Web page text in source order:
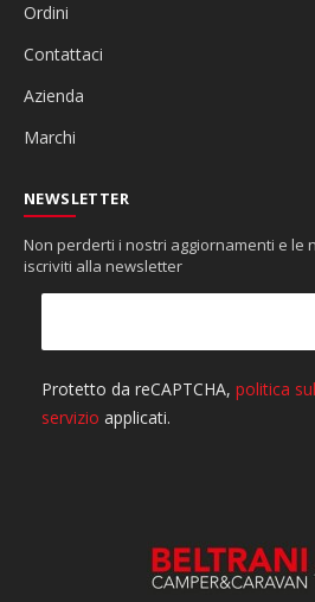
Ordini
Contattaci
Azienda
Marchi
NEWSLETTER
Non perderti i nostri aggiornamenti e le
iscriviti alla newsletter